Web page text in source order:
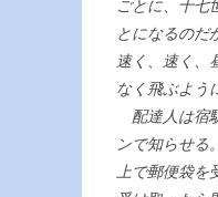
ごとに、十七
とになるのだ
速く、速く、
なく飛ぶよう
配達人は宿
ンで知らせる
上で郵便袋を